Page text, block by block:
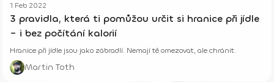
1 Feb 2022
3 pravidla, která ti pomůžou určit si hranice při jídle
– i bez počítání kalorií
Hranice při jídle jsou jako zábradlí. Nemají tě omezovat, ale chránit.
Martin Toth